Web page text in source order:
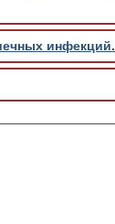
инфекций.